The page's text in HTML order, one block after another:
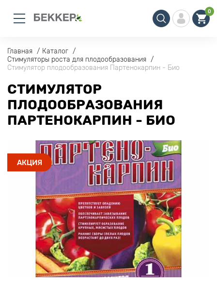
0
Главная
Каталог
Стимуляторы роста для плодообразования
Стимулятор плодообразования Партенокарпин - Био
СТИМУЛЯТОР
ПЛОДООБРАЗОВАНИЯ
ПАРТЕНОКАРПИН - БИО
АКЦИЯ